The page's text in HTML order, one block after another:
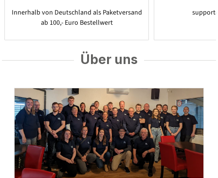
Innerhalb von Deutschland als Paketversand
ab 100,- Euro Bestellwert
Über uns